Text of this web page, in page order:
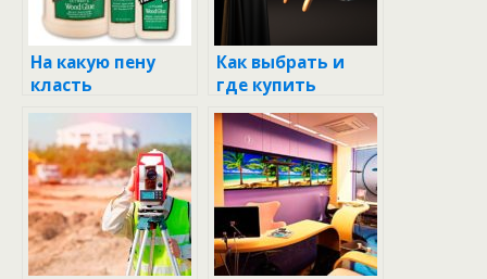
На какую пену
класть
газоблоки: все,
что нужно знать
Как выбрать и
где купить
вешалки: советы
профессионалов